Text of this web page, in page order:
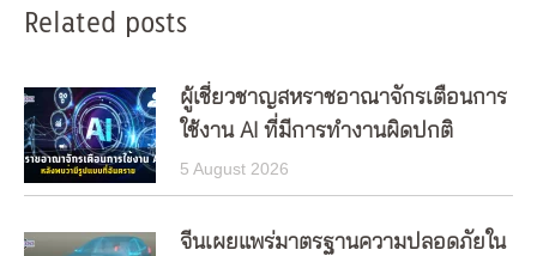
Related posts
ผู้เชี่ยวชาญสหราชอาณาจักรเตือนการ
ใช้งาน AI ที่มีการทำงานผิดปกติ
5 August 2026
จีนเผยแพร่มาตรฐานความปลอดภัยใน